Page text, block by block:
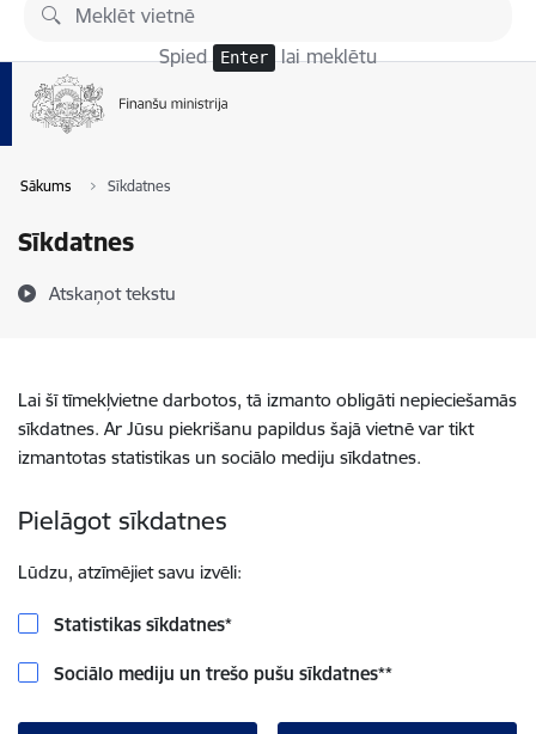
Pāriet uz lapas saturu
Spied Enter lai meklētu
Sākums Sīkdatnes
Sīkdatnes
Atskaņot tekstu
Lai šī tīmekļvietne darbotos, tā izmanto obligāti nepieciešamās
sīkdatnes. Ar Jūsu piekrišanu papildus šajā vietnē var tikt
izmantotas statistikas un sociālo mediju sīkdatnes.
Pielāgot sīkdatnes
Lūdzu, atzīmējiet savu izvēli:
Statistikas sīkdatnes*
Sociālo mediju un trešo pušu sīkdatnes**